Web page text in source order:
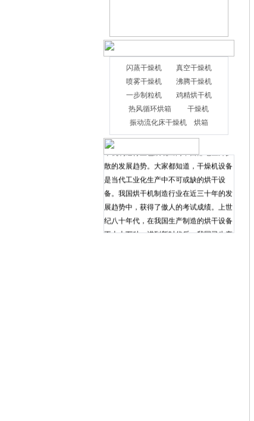
闪蒸干燥机
真空干燥机
喷雾干燥机
沸腾干燥机
一步制粒机
鸡精烘干机
热风循环烘箱
干燥机
振动流化床干燥机
烘箱
经济兴旺，工业生产技术性相对较
好。近些年，伴随着在我国社会经济的提
高和西部地区的持续发展趋势，在我国烘
干机制造行业也展现出向中西部地区外扩
散的发展趋势。大家都知道，干燥机设备
是当代工业化生产中不可或缺的烘干设
备。我国烘干机制造行业在近三十年的发
展趋势中，获得了傲人的考试成绩。上世
纪八十年代，在我国生产制造的烘干设备
不上十万种。进到新时代后，我国已生产